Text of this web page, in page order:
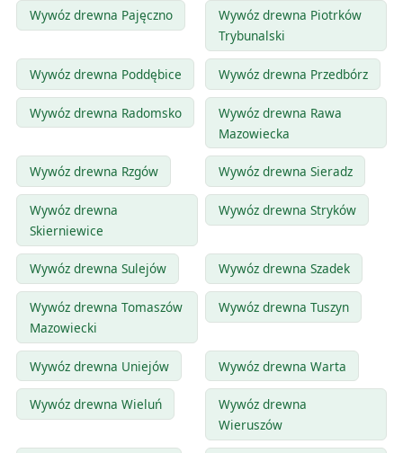
Wywóz drewna Pajęczno
Wywóz drewna Piotrków
Trybunalski
Wywóz drewna Poddębice Wywóz drewna Przedbórz
Wywóz drewna Radomsko
Wywóz drewna Rawa
Mazowiecka
Wywóz drewna Rzgów Wywóz drewna Sieradz
Wywóz drewna
Skierniewice
Wywóz drewna Stryków
Wywóz drewna Sulejów Wywóz drewna Szadek
Wywóz drewna Tomaszów
Mazowiecki
Wywóz drewna Tuszyn
Wywóz drewna Uniejów Wywóz drewna Warta
Wywóz drewna Wieluń
Wywóz drewna
Wieruszów